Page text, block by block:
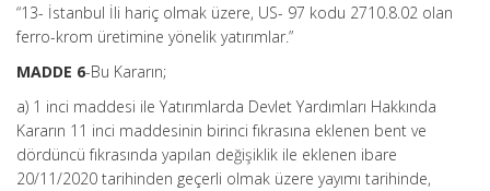
“13- İstanbul İli hariç olmak üzere, US- 97 kodu 2710.8.02 olan
ferro-krom üretimine yönelik yatırımlar.”
MADDE 6-Bu Kararın;
a) 1 inci maddesi ile Yatırımlarda Devlet Yardımları Hakkında
Kararın 11 inci maddesinin birinci fıkrasına eklenen bent ve
dördüncü fıkrasında yapılan değişiklik ile eklenen ibare
20/11/2020 tarihinden geçerli olmak üzere yayımı tarihinde,